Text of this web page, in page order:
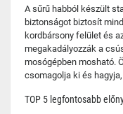
A sűrű habból készült
biztonságot biztosít
kordbársony felület és
megakadályozzák a
mosógépben mosható.
csomagolja ki és
TOP 5 legfontosabb